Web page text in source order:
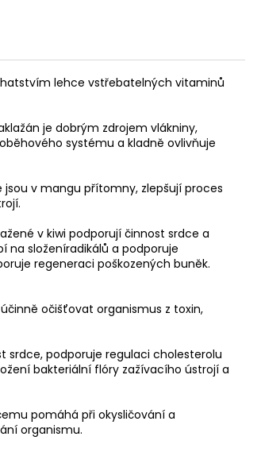
lehce vstřebatelných vitaminů
je dobrým zdrojem vlákniny,
systému a kladně ovlivňuje
v mangu přítomny, zlepšují proces
v kiwi podporují činnost srdce a
na složeníradikálů a podporuje
regeneraci poškozených buněk.
očišťovat organismus z toxin,
srdce, podporuje regulaci cholesterolu
bakteriální flóry zažívacího ústrojí a
pomáhá při okysličování a
organismu.